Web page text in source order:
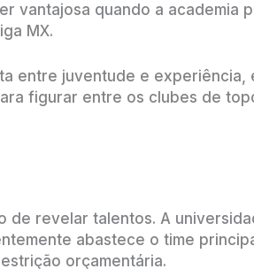
vantajosa quando a academia
MX.
entre juventude e experiência,
figurar entre os clubes de
de revelar talentos. A
abastece o time
orçamentária.